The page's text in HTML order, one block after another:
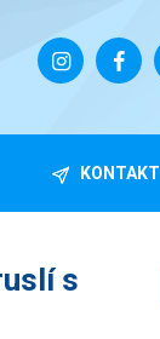
KONTAKT
s